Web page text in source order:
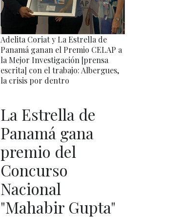
Adelita Coriat y La Estrella de
Panamá ganan el Premio CELAP a
la Mejor Investigación [prensa
escrita] con el trabajo: Albergues,
la crisis por dentro
La Estrella de
Panamá gana
premio del
Concurso
Nacional
"Mahabir Gupta"